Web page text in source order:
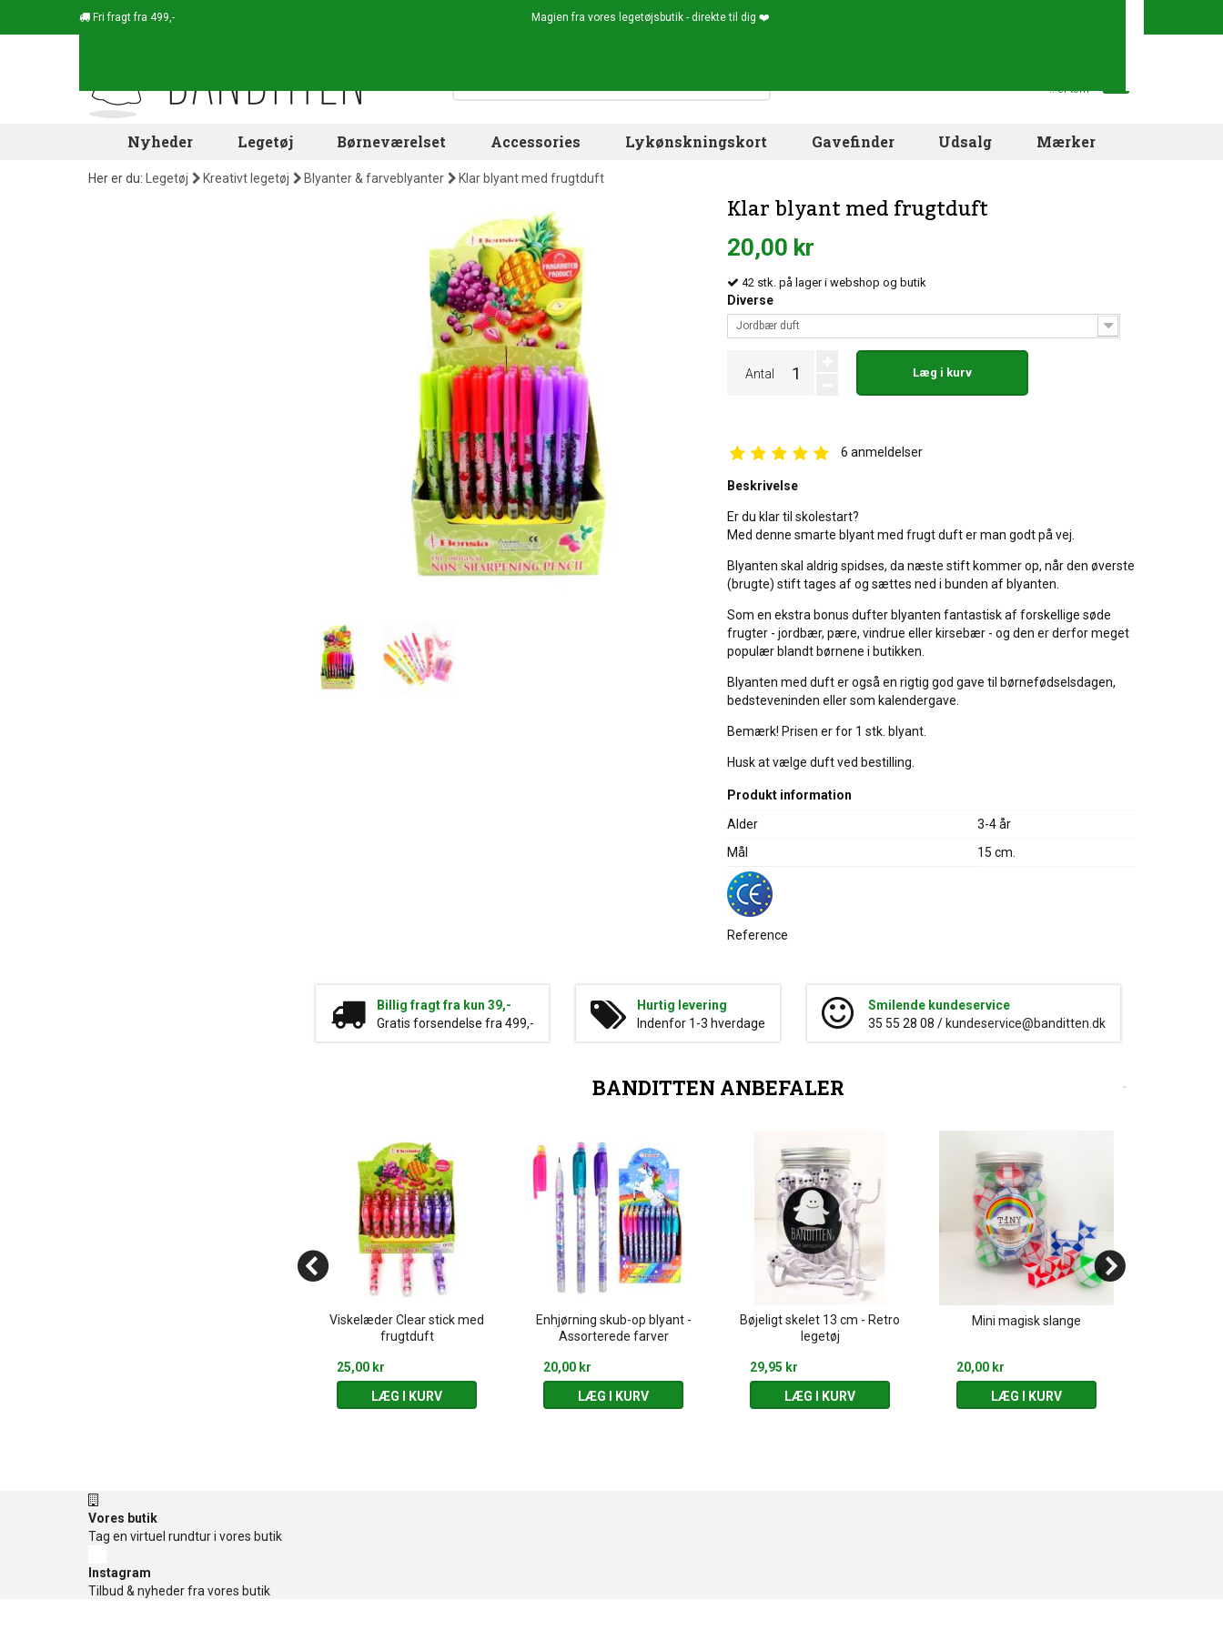
Fri fragt fra 499,- Magien fra vores legetøjsbutik - direkte til dig ❤️
.. er tom
Nyheder Legetøj Børneværelset Accessories Lykønskningskort Gavefinder Udsalg Mærker
Her er du: Legetøj Kreativt legetøj Blyanter & farveblyanter Klar blyant med frugtduft
Klar blyant med frugtduft
20,00 kr
42 stk. på lager i webshop og butik
Diverse
Jordbær duft
Antal Læg i kurv
6 anmeldelser
Beskrivelse
Er du klar til skolestart?
Med denne smarte blyant med frugt duft er man godt på vej.
Blyanten skal aldrig spidses, da næste stift kommer op, når den øverste
(brugte) stift tages af og sættes ned i bunden af blyanten.
Som en ekstra bonus dufter blyanten fantastisk af forskellige søde
frugter - jordbær, pære, vindrue eller kirsebær - og den er derfor meget
populær blandt børnene i butikken.
Blyanten med duft er også en rigtig god gave til børnefødselsdagen,
bedsteveninden eller som kalendergave.
Bemærk! Prisen er for 1 stk. blyant.
Husk at vælge duft ved bestilling.
Produkt information
Alder
3-4 år
Mål
15 cm.
Reference
Billig fragt fra kun 39,-
Gratis forsendelse fra 499,-
Hurtig levering
Indenfor 1-3 hverdage
Smilende kundeservice
35 55 28 08 / kundeservice@banditten.dk
BANDITTEN ANBEFALER
Viskelæder Clear stick med
frugtduft
25,00 kr
LÆG I KURV
Enhjørning skub-op blyant -
Assorterede farver
20,00 kr
LÆG I KURV
Bøjeligt skelet 13 cm - Retro
legetøj
29,95 kr
LÆG I KURV
Mini magisk slange
20,00 kr
LÆG I KURV
Vores butik
Tag en virtuel rundtur i vores butik
Instagram
Tilbud & nyheder fra vores butik